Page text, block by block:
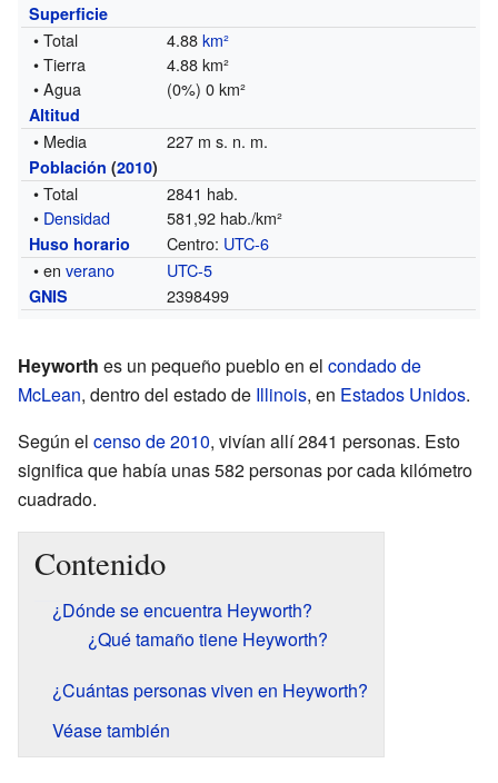
Superficie
• Total 4.88km²
• Tierra
4.88 km²
• Agua
(0%) 0 km²
Altitud
• Media 227 m s. n. m.
Población (2010)
• Total
2841 hab.
• Densidad 581,92 hab./km²
Huso horario Centro: UTC-6
• enverano UTC-5
GNIS 2398499
Heyworth es un pequeño pueblo en el condado de
McLean, dentro del estado de Illinois, en Estados Unidos.
Según el censo de 2010, vivían allí 2841 personas. Esto
significa que había unas 582 personas por cada kilómetro
cuadrado.
Contenido
¿Dónde se encuentra Heyworth?
¿Qué tamaño tiene Heyworth?
¿Cuántas personas viven en Heyworth?
Véase también